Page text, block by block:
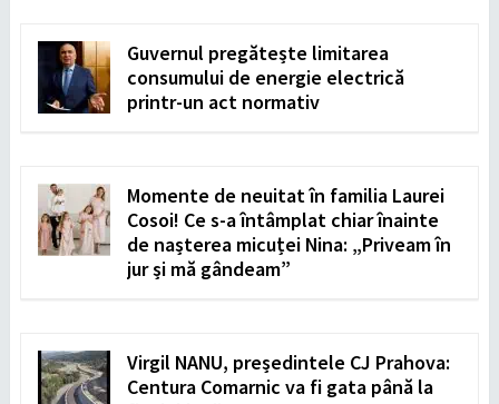
Guvernul pregătește limitarea
consumului de energie electrică
printr-un act normativ
Momente de neuitat în familia Laurei
Cosoi! Ce s-a întâmplat chiar înainte
de nașterea micuței Nina: „Priveam în
jur și mă gândeam”
Virgil NANU, președintele CJ Prahova:
Centura Comarnic va fi gata până la